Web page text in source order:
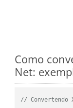
Como
Net:
// Convertendo